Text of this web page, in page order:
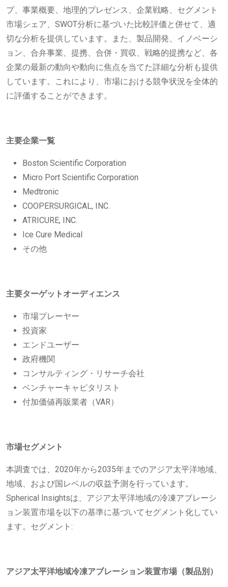
プ、事業概要、地理的プレゼンス、企業戦略、セグメント
市場シェア、SWOT分析に基づいた比較評価と併せて、適
切な分析を提供しています。また、製品開発、イノベーシ
ョン、合弁事業、提携、合併・買収、戦略的提携など、各
企業の最新の動向や動向に焦点を当てた詳細な分析も提供
しています。これにより、市場における競争状況を全体的
に評価することができます。
主要企業一覧
Boston Scientific Corporation
Micro Port Scientific Corporation
Medtronic
COOPERSURGICAL, INC.
ATRICURE, INC.
Ice Cure Medical
その他
主要ターゲットオーディエンス
市場プレーヤー
投資家
エンドユーザー
政府機関
コンサルティング・リサーチ会社
ベンチャーキャピタリスト
付加価値再販業者（VAR）
市場セグメント
本調査では、2020年から2035年までのアジア太平洋地域、
地域、および国レベルの収益予測を行っています。
Spherical Insightsは、アジア太平洋地域の冷凍アブレーシ
ョン装置市場を以下の基準に基づいてセグメント化してい
ます。セグメント:
アジア太平洋地域冷凍アブレーション装置市場（製品別）